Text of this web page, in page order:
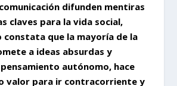
difunden mentiras
claves para la vida social,
constata que la mayoría de la
a ideas absurdas y
autónomo, hace
valor para ir contracorriente y